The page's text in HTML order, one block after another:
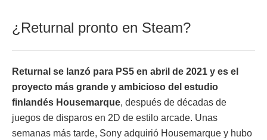
¿Returnal pronto en Steam?
Returnal se lanzó para PS5 en abril de 2021 y es el
proyecto más grande y ambicioso del estudio
finlandés Housemarque, después de décadas de
juegos de disparos en 2D de estilo arcade. Unas
semanas más tarde, Sony adquirió Housemarque y hubo